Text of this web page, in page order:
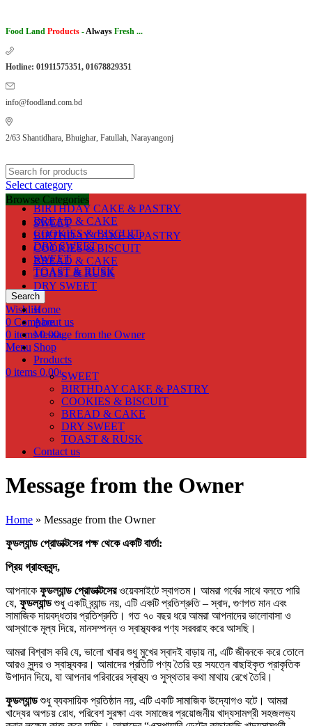
Food Land Products -Always Fresh ...
Hotline: 01911575351, 01678829351
info@foodland.com.bd
2/63 Shantidhara, Bhuighar, Fatullah, Narayangonj
Select category
BIRTHDAY CAKE & PASTRY
BREAD & CAKE
COOKIES & BISCUIT
DRY SWEET
SWEET
TOAST & RUSK
Search
Wishlist
0 Compare
0 items 0.00৳
Menu
0 items 0.00৳
Browse Categories
SWEET
BIRTHDAY CAKE & PASTRY
COOKIES & BISCUIT
BREAD & CAKE
TOAST & RUSK
DRY SWEET
Home
About us
Message from the Owner
Shop
Products
SWEET
BIRTHDAY CAKE & PASTRY
COOKIES & BISCUIT
BREAD & CAKE
DRY SWEET
TOAST & RUSK
Contact us
Message from the Owner
Home » Message from the Owner
ফুডল্যান্ড প্রোডাক্টসের পক্ষ থেকে একটি বার্তা:
প্রিয় গ্রাহকবৃন্দ,
আপনাকে ফুডল্যান্ড প্রোডাক্টসেরওয়েবসাইটে স্বাগতম। আমরা গর্বের সাথে বলতে পারি
যে, ফুডল্যান্ডশুধু একটি ব্র্যান্ড নয়, এটি একটি প্রতিশ্রুতি – স্বাদ, গুণগত মান এবং
সামাজিক দায়বদ্ধতার প্রতিশ্রুতি। গত ৭০ বছর ধরে আমরা আপনাদের ভালোবাসা ও
আস্থাকে মূল্য দিয়ে, মানসম্পন্ন ও স্বাস্থ্যকর পণ্য সরবরাহ করে আসছি।
আমরা বিশ্বাস করি যে, ভালো খাবার শুধু মুখের স্বাদই বাড়ায় না, এটি জীবনকে করে তোলে
আরও সুন্দর ও স্বাস্থ্যকর। আমাদের প্রতিটি পণ্য তৈরি হয় সযত্নে বাছাইকৃত প্রাকৃতিক
উপাদান দিয়ে, যা আপনার পরিবারের স্বাস্থ্য ও সুস্থতার কথা মাথায় রেখে তৈরি।
ফুডল্যান্ডশুধু ব্যবসায়িক প্রতিষ্ঠান নয়, এটি একটি সামাজিক উদ্যোগও বটে। আমরা
খাদ্যের অপচয় রোধ, পরিবেশ সুরক্ষা এবং সমাজের প্রয়োজনীয় খাদ্যসামগ্রী সহজলভ্য